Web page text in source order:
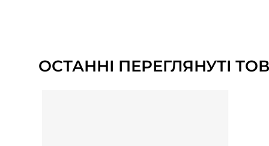
ОСТАННІ ПЕРЕГЛЯНУТІ